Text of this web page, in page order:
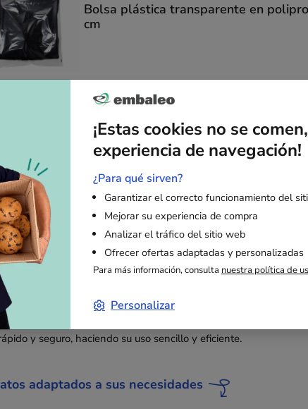
Bolsa plástica transparente en
cm
1-5 de 5 artículo(s)
de plástico transparentes: ligereza y visibilidad
de plástico transparentes
, también conocidas como
a su cara transparente, permiten visualizar rápidamente los
de las bolsas de plástico transparentes
bolsas combinan múltiples ventajas. Su ligereza permite
expediciones. Son impermeables, protegiendo eficazmente
una presentación directa de los productos, ideal para folletos,
y seguro, haciendo su uso sencillo y eficiente.
adaptados a sus necesidades
¡Estas cookies no se
experiencia de navegación!
¿Para qué sirven?
Garantizar el correcto funcionamiento del
Mejorar su experiencia de compra
Analizar el tráfico del sitio web
Ofrecer ofertas adaptadas y personalizadas
Para más información, consulta nuestra política de
Personalizar